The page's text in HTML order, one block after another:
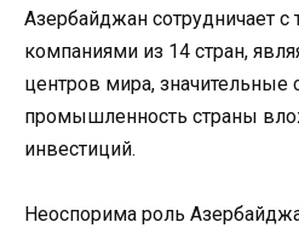
Азербайджан сотрудничает
компаниями из 14 стран,
центров мира,
промышленность страны
инвестиций.
Неоспорима роль